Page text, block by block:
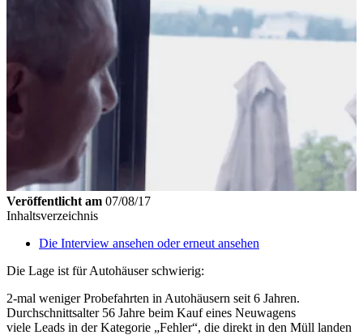
Veröffentlicht am 07/08/17
Inhaltsverzeichnis
Die Interview ansehen oder erneut ansehen
Die Lage ist für Autohäuser schwierig:
2-mal weniger Probefahrten in Autohäusern seit 6 Jahren.
Durchschnittsalter 56 Jahre beim Kauf eines Neuwagens
viele Leads in der Kategorie „Fehler“, die direkt in den Müll landen